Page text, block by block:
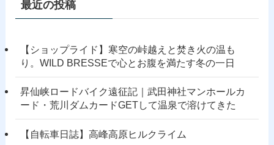
最近の投稿
【ショップライド】寒空の峠越えと焚き火の温も
り。WILD BRESSEで心とお腹を満たす冬の一日
昇仙峡ロードバイク遠征記｜武田神社マンホールカ
ード・荒川ダムカードGETして温泉で溶けてきた
【自転車日誌】高峰高原ヒルクライム